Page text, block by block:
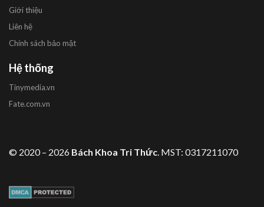
Giới thiệu
Liên hệ
Chính sách bảo mật
Hệ thống
Tinymedia.vn
Fate.com.vn
© 2020 – 2026 Bách Khoa Tri Thức. MST: 0317211070